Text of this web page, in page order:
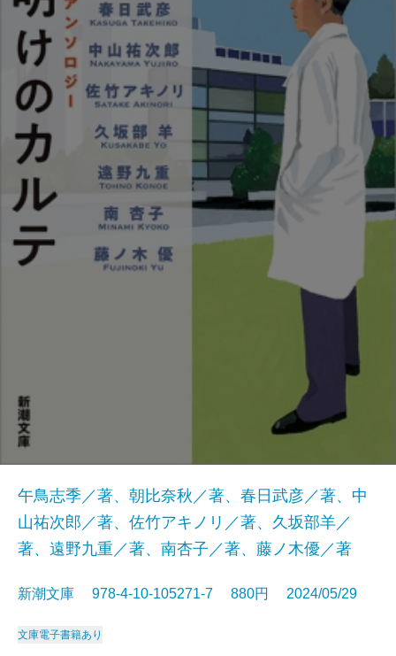
午鳥志季／著、朝比奈秋／著、春日武彦／著、中
山祐次郎／著、佐竹アキノリ／著、久坂部羊／
著、遠野九重／著、南杏子／著、藤ノ木優／著
新潮文庫 978-4-10-105271-7 880円 2024/05/29
文庫電子書籍あり